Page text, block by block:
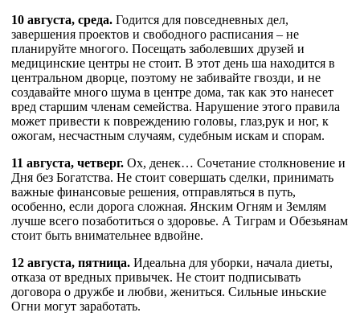
10 августа, среда. Годится для повседневных дел,
завершения проектов и свободного расписания – не
планируйте многого. Посещать заболевших друзей и
медицинские центры не стоит. В этот день ша находится в
центральном дворце, поэтому не забивайте гвозди, и не
создавайте много шума в центре дома, так как это нанесет
вред старшим членам семейства. Нарушение этого правила
может привести к повреждению головы, глаз,рук и ног, к
ожогам, несчастным случаям, судебным искам и спорам.
11 августа, четверг. Ох, денек… Сочетание столкновение и
Дня без Богатства. Не стоит совершать сделки, принимать
важные финансовые решения, отправляться в путь,
особенно, если дорога сложная. Янским Огням и Землям
лучше всего позаботиться о здоровье. А Тиграм и Обезьянам
стоит быть внимательнее вдвойне.
12 августа, пятница. Идеальна для уборки, начала диеты,
отказа от вредных привычек. Не стоит подписывать
договора о дружбе и любви, жениться. Сильные иньские
Огни могут заработать.